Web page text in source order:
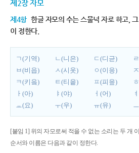
제2장 자모
제4항 한글 자모의 수는 스물넉 자로 하고,
이 정한다.
ㄱ(기역) ㄴ(니은) ㄷ(디귿)
ㅂ(비읍)
ㅅ(시옷) ㅇ(이응)
ㅋ(키읔)
ㅌ(티읕) ㅍ(피읖)
ㅏ(아)
ㅑ(야) ㅓ(어)
ㅛ(요)
ㅜ(우) ㅠ(유)
[붙임 1] 위의 자모로써 적을 수 없는 소리는 두 개
순서와 이름은 다음과 같이 정한다.